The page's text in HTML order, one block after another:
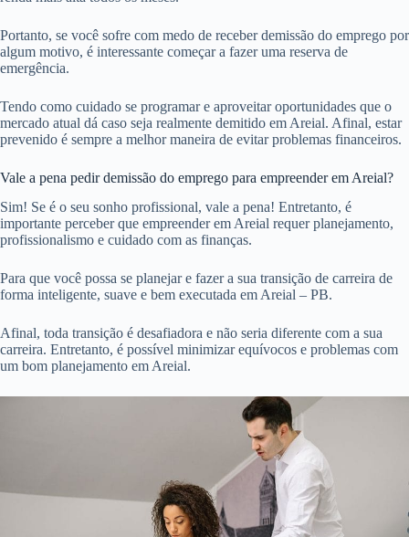
Portanto, se você sofre com medo de receber demissão do emprego por
algum motivo, é interessante começar a fazer uma reserva de
emergência.
Tendo como cuidado se programar e aproveitar oportunidades que o
mercado atual dá caso seja realmente demitido em Areial. Afinal, estar
prevenido é sempre a melhor maneira de evitar problemas financeiros.
Vale a pena pedir demissão do emprego para empreender em Areial?
Sim! Se é o seu sonho profissional, vale a pena! Entretanto, é
importante perceber que empreender em Areial requer planejamento,
profissionalismo e cuidado com as finanças.
Para que você possa se planejar e fazer a sua transição de carreira de
forma inteligente, suave e bem executada em Areial – PB.
Afinal, toda transição é desafiadora e não seria diferente com a sua
carreira. Entretanto, é possível minimizar equívocos e problemas com
um bom planejamento em Areial.